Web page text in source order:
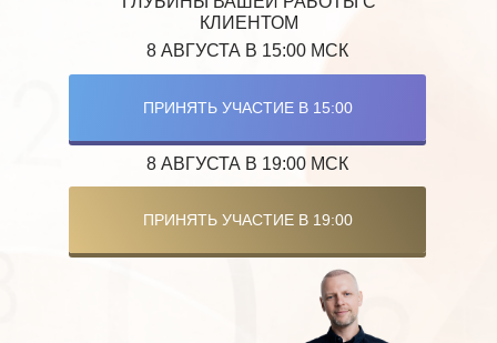
КЛИЕНТОМ
8 АВГУСТА В 19:00 МСК
8 АВГУСТА В 15:00 МСК
ПРИНЯТЬ УЧАСТИЕ В 15:00
ПРИНЯТЬ УЧАСТИЕ В 19:00